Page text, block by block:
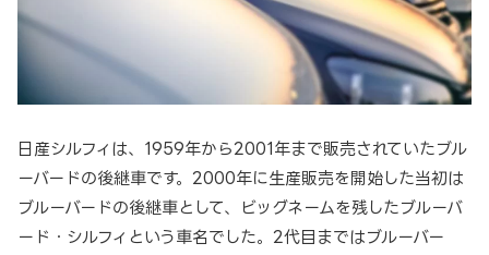
日産シルフィは、1959年から2001年まで販売されていたブル
ーバードの後継車です。2000年に生産販売を開始した当初は
ブルーバードの後継車として、ビッグネームを残したブルーバ
ード・シルフィという車名でした。2代目まではブルーバー